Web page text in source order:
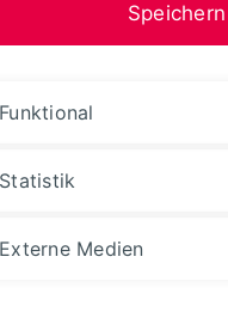
Funktional
Statistik
Externe Medien